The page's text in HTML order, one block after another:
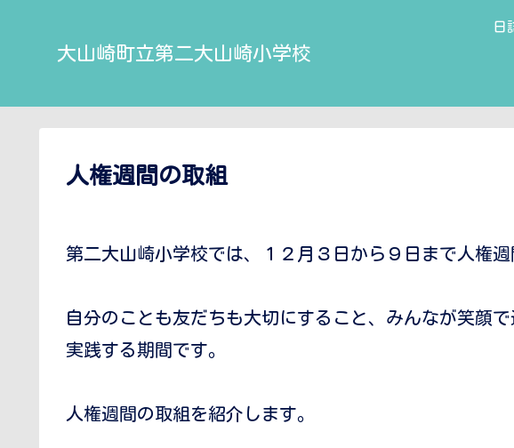
大山崎町立第二大山崎小学校
日
人権週間の取組
第二大山崎小学校では、１２月３日から９日まで人権週
自分のことも友だちも大切にすること、みんなが笑顔
実践する期間です。
人権週間の取組を紹介します。